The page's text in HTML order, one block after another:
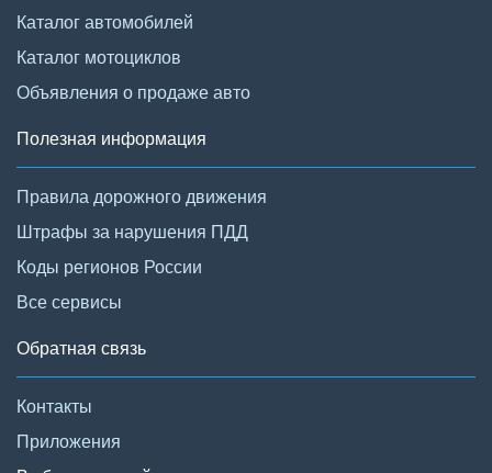
Каталог автомобилей
Каталог мотоциклов
Объявления о продаже авто
Полезная информация
Правила дорожного движения
Штрафы за нарушения ПДД
Коды регионов России
Все сервисы
Обратная связь
Контакты
Приложения